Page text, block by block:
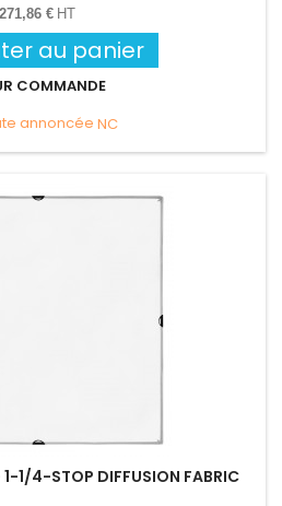
271,86 € HT
au panier
COMMANDE
annoncée NC
1/4-STOP DIFFUSION FABRIC